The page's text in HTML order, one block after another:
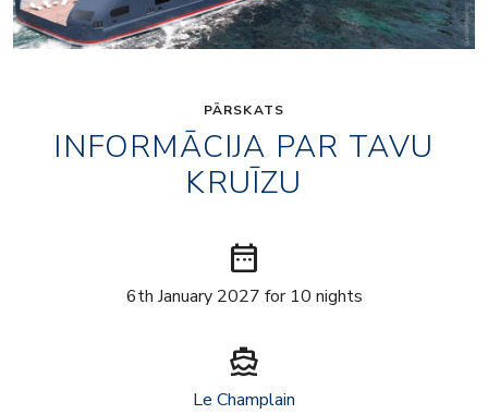
PĀRSKATS
INFORMĀCIJA PAR TAVU
KRUĪZU
date_range
6th January 2027 for 10 nights
directions_boat
Le Champlain